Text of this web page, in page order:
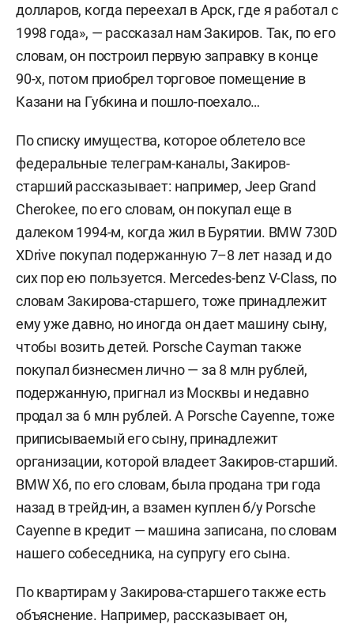
долларов, когда переехал в Арск, где я работал с
1998 года», — рассказал нам Закиров. Так, по его
словам, он построил первую заправку в конце
90-х, потом приобрел торговое помещение в
Казани на Губкина и пошло-поехало…
По списку имущества, которое облетело все
федеральные телеграм-каналы, Закиров-
старший рассказывает: например, Jeep Grand
Cherokee, по его словам, он покупал еще в
далеком 1994-м, когда жил в Бурятии. BMW 730D
XDrive покупал подержанную 7–8 лет назад и до
сих пор ею пользуется. Mercedes-benz V-Сlass, по
словам Закирова-старшего, тоже принадлежит
ему уже давно, но иногда он дает машину сыну,
чтобы возить детей. Porsche Cayman также
покупал бизнесмен лично — за 8 млн рублей,
подержанную, пригнал из Москвы и недавно
продал за 6 млн рублей. А Porsche Cayenne, тоже
приписываемый его сыну, принадлежит
организации, которой владеет Закиров-старший.
BMW Х6, по его словам, была продана три года
назад в трейд-ин, а взамен куплен б/у Porsche
Cayenne в кредит — машина записана, по словам
нашего собеседника, на супругу его сына.
По квартирам у Закирова-старшего также есть
объяснение. Например, рассказывает он,